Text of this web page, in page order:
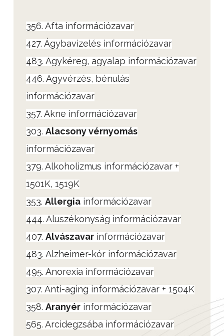
356. Afta információzavar
427. Ágybavizelés információzavar
483. Agykéreg, agyalap információzavar
446. Agyvérzés, bénulás
információzavar
357. Akne információzavar
303. Alacsony vérnyomás
információzavar
379. Alkoholizmus információzavar +
1501K, 1519K
353. Allergia információzavar
444. Aluszékonyság információzavar
407. Alvászavar információzavar
483. Alzheimer-kór információzavar
495. Anorexia információzavar
307. Anti-aging információzavar + 1504K
358. Aranyér információzavar
565. Arcidegzsába információzavar